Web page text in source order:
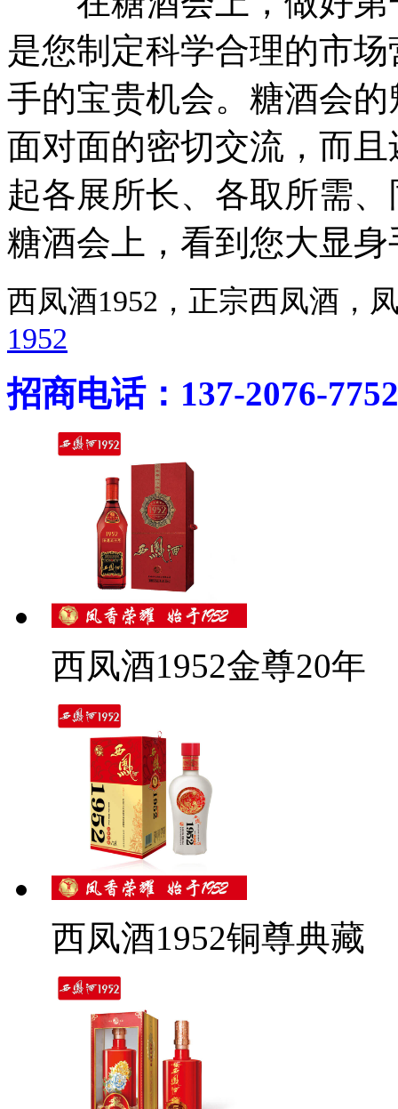
是您制定科学合理的市
手的宝贵机会。糖酒会
面对面的密切交流，而
起各展所长、各取所需
糖酒会上，看到您大显
西凤酒1952，正宗西凤酒
1952
招商电话：137-2076-7752
西凤酒1952金尊20年
西凤酒1952铜尊典藏